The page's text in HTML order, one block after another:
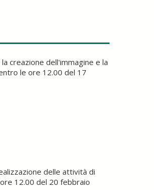
creazione dell'immagine e la
le ore 12.00 del 17
delle attività di
12.00 del 20 febbraio